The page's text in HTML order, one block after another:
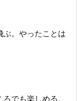
ぶ。やったことは
でも楽しめる。